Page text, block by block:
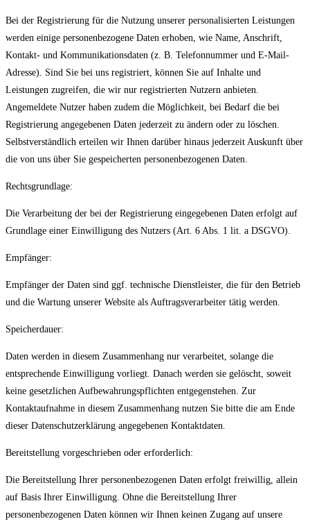
Bei der Registrierung für die Nutzung unserer personalisierten Leistungen
werden einige personenbezogene Daten erhoben, wie Name, Anschrift,
Kontakt- und Kommunikationsdaten (z. B. Telefonnummer und E-Mail-
Adresse). Sind Sie bei uns registriert, können Sie auf Inhalte und
Leistungen zugreifen, die wir nur registrierten Nutzern anbieten.
Angemeldete Nutzer haben zudem die Möglichkeit, bei Bedarf die bei
Registrierung angegebenen Daten jederzeit zu ändern oder zu löschen.
Selbstverständlich erteilen wir Ihnen darüber hinaus jederzeit Auskunft über
die von uns über Sie gespeicherten personenbezogenen Daten.
Rechtsgrundlage:
Die Verarbeitung der bei der Registrierung eingegebenen Daten erfolgt auf
Grundlage einer Einwilligung des Nutzers (Art. 6 Abs. 1 lit. a DSGVO).
Empfänger:
Empfänger der Daten sind ggf. technische Dienstleister, die für den Betrieb
und die Wartung unserer Website als Auftragsverarbeiter tätig werden.
Speicherdauer:
Daten werden in diesem Zusammenhang nur verarbeitet, solange die
entsprechende Einwilligung vorliegt. Danach werden sie gelöscht, soweit
keine gesetzlichen Aufbewahrungspflichten entgegenstehen. Zur
Kontaktaufnahme in diesem Zusammenhang nutzen Sie bitte die am Ende
dieser Datenschutzerklärung angegebenen Kontaktdaten.
Bereitstellung vorgeschrieben oder erforderlich:
Die Bereitstellung Ihrer personenbezogenen Daten erfolgt freiwillig, allein
auf Basis Ihrer Einwilligung. Ohne die Bereitstellung Ihrer
personenbezogenen Daten können wir Ihnen keinen Zugang auf unsere